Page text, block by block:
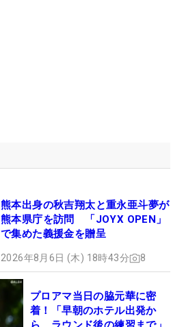
熊本出身の秋吉翔太と重永亜斗夢が
熊本県庁を訪問 「JOYX OPEN」
で集めた義援金を贈呈
2026年8月6日 (木) 18時43分 8
プロアマ当日の脇元華に密
着！「早朝のホテル出発か